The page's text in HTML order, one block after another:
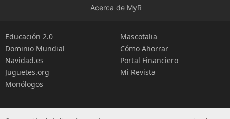
Acerca de MyR
Educación 2.0
Dominio Mundial
Navidad.es
Juguetes.org
Monólogos
Mascotalia
Cómo Ahorrar
Portal Financiero
Mi Revista